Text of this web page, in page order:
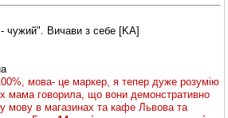
чужий". Вичави з себе [KA]
мова- це маркер, я тепер дуже розумію
мама говорила, що вони демонстративно
мову в магазинах та кафе Львова та